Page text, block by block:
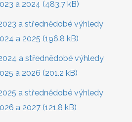
a 2024 (483.7 kB)
a střednědobé výhledy
a 2025 (196.8 kB)
a střednědobé výhledy
a 2026 (201.2 kB)
a střednědobé výhledy
a 2027 (121.8 kB)